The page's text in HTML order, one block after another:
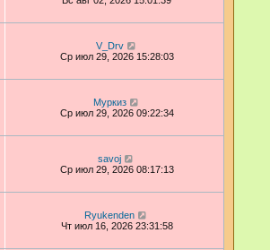
V_Drv
Ср июл 29, 2026 15:28:03
Муркиз
Ср июл 29, 2026 09:22:34
savoj
Ср июл 29, 2026 08:17:13
Ryukenden
Чт июл 16, 2026 23:31:58